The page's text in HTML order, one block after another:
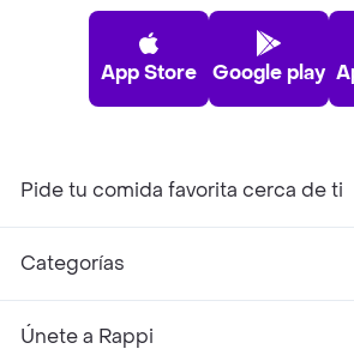
App Store Google play
Pide tu comida favorita cerca de ti
Categorías
Únete a Rappi